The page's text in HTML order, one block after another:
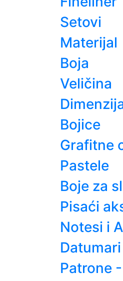
Setovi
Materijal
Boja
Veličina
Bojice
Grafitne
Pastele
Boje za
Pisaći
Notesi i
Datumari
Patrone